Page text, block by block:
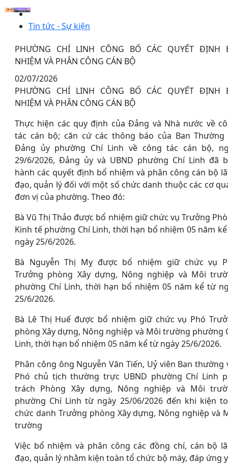
Tin tức - Sự kiện
PHƯỜNG CHÍ LINH CÔNG BỐ CÁC QUYẾT ĐỊNH
NHIỆM VÀ PHÂN CÔNG CÁN BỘ
02/07/2026
PHƯỜNG CHÍ LINH CÔNG BỐ CÁC QUYẾT ĐỊNH
NHIỆM VÀ PHÂN CÔNG CÁN BỘ
Thực hiện các quy định của Đảng và Nhà nước về
tác cán bộ; căn cứ các thông báo của Ban Thường
Đảng ủy phường Chí Linh về công tác cán bộ,
29/6/2026, Đảng ủy và UBND phường Chí Linh đã
hành các quyết định bổ nhiệm và phân công cán bộ
đạo, quản lý đối với một số chức danh thuộc các cơ
đơn vị của phường. Theo đó:
Bà Vũ Thị Thảo được bổ nhiệm giữ chức vụ Trưởng
Kinh tế phường Chí Linh, thời hạn bổ nhiệm 05 năm
ngày 25/6/2026.
Bà Nguyễn Thị Mỵ được bổ nhiệm giữ chức vụ
Trưởng phòng Xây dựng, Nông nghiệp và Môi
phường Chí Linh, thời hạn bổ nhiệm 05 năm kể từ
25/6/2026.
Bà Lê Thị Huế được bổ nhiệm giữ chức vụ Phó
phòng Xây dựng, Nông nghiệp và Môi trường phường
Linh, thời hạn bổ nhiệm 05 năm kể từ ngày 25/6/2026.
Phân công ông Nguyễn Văn Tiến, Uỷ viên Ban thường
Phó chủ tịch thường trực UBND phường Chí Linh
trách Phòng Xây dựng, Nông nghiệp và Môi
phường Chí Linh từ ngày 25/06/2026 đến khi kiện
chức danh Trưởng phòng Xây dựng, Nông nghiệp và
trường
Việc bổ nhiệm và phân công các đồng chí, cán bộ
đạo, quản lý nhằm kiện toàn tổ chức bộ máy, đáp ứng